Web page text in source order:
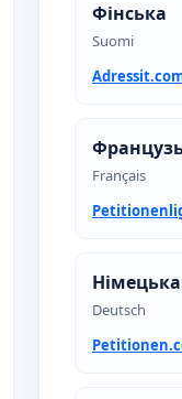
Фінська
Suomi
Français
Німецька
Deutsch